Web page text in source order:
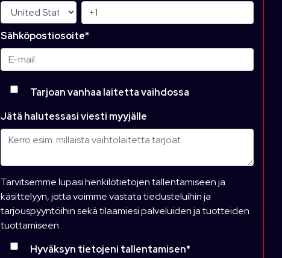
Sähköpostiosoite*
Tarjoan vanhaa laitetta vaihdossa
Jätä halutessasi viesti myyjälle
Tarvitsemme lupasi henkilötietojen tallentamiseen ja
käsittelyyn, jotta voimme vastata tiedusteluihin ja
tarjouspyyntöihin sekä tilaamiesi palveluiden ja tuotteiden
tuottamiseen.
Hyväksyn tietojeni tallentamisen*